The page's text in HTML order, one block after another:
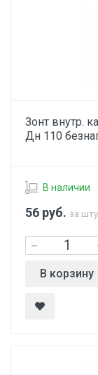
Зонт внутр.
Дн 110
В наличии
56 руб. за
В корзину